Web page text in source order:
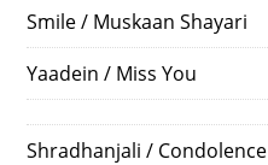
Smile / Muskaan Shayari
Yaadein / Miss You
Shradhanjali / Condolence